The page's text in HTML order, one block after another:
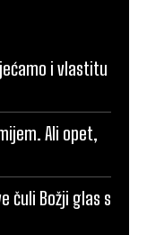
i vlastitu
Ali opet,
čuli Božji glas s